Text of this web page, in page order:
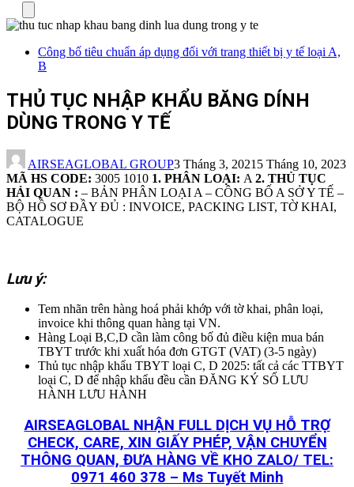
Công bố tiêu chuẩn áp dụng đối với trang thiết bị y tế loại A,
B
THỦ TỤC NHẬP KHẨU BĂNG DÍNH
DÙNG TRONG Y TẾ
AIRSEAGLOBAL GROUP3 Tháng 3, 2021 5 Tháng 10, 2023
MÃ HS CODE: 3005 1010 1. PHÂN LOẠI: A 2. THỦ TỤC
HẢI QUAN : – BẢN PHÂN LOẠI A – CÔNG BỐ A SỞ Y TẾ –
BỘ HỒ SƠ ĐẦY ĐỦ : INVOICE, PACKING LIST, TỜ KHAI,
CATALOGUE
Lưu ý:
Tem nhãn trên hàng hoá phải khớp với tờ khai, phân loại,
invoice khi thông quan hàng tại VN.
Hàng Loại B,C,D cần làm công bố đủ điều kiện mua bán
TBYT trước khi xuất hóa đơn GTGT (VAT) (3-5 ngày)
Thủ tục nhập khẩu TBYT loại C, D 2025: tất cả các TTBYT
loại C, D để nhập khẩu đều cần ĐĂNG KÝ SỐ LƯU
HÀNH LƯU HÀNH
AIRSEAGLOBAL NHẬN FULL DỊCH VỤ HỖ TRỢ
CHECK, CARE, XIN GIẤY PHÉP, VẬN CHUYỂN
THÔNG QUAN, ĐƯA HÀNG VỀ KHO ZALO/ TEL:
0971 460 378 – Ms Tuyết Minh